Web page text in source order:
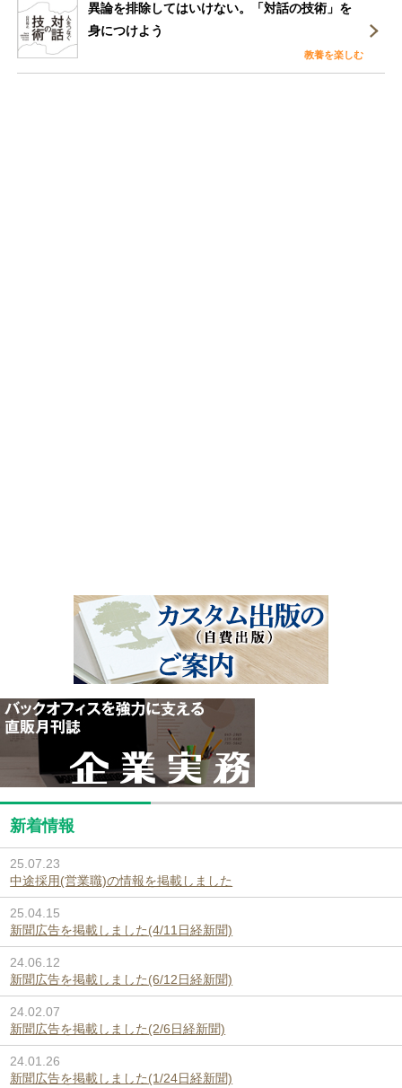
異論を排除してはいけない。「対話の技術」を
身につけよう
教養を楽しむ
新着情報
25.07.23
中途採用(営業職)の情報を掲載しました
25.04.15
新聞広告を掲載しました(4/11日経新聞)
24.06.12
新聞広告を掲載しました(6/12日経新聞)
24.02.07
新聞広告を掲載しました(2/6日経新聞)
24.01.26
新聞広告を掲載しました(1/24日経新聞)